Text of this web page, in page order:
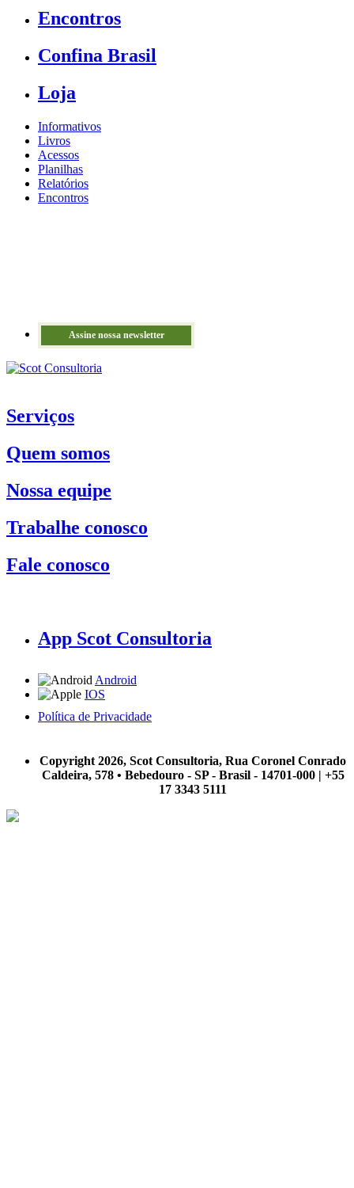
Encontros
Confina Brasil
Loja
Informativos
Livros
Acessos
Planilhas
Relatórios
Encontros
Assine nossa newsletter
Serviços
Quem somos
Nossa equipe
Trabalhe conosco
Fale conosco
App Scot Consultoria
Android
IOS
Política de Privacidade
Copyright 2026, Scot Consultoria, Rua Coronel Conrado
Caldeira, 578 • Bebedouro - SP - Brasil - 14701-000 | +55
17 3343 5111